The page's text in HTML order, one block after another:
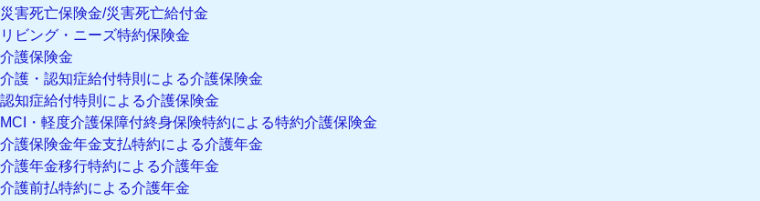
災害死亡保険金/災害死亡給付金
リビング・ニーズ特約保険金
介護保険金
介護・認知症給付特則による介護保険金
認知症給付特則による介護保険金
MCI・軽度介護保障付終身保険特約による特約介護保険金
介護保険金年金支払特約による介護年金
介護年金移行特約による介護年金
介護前払特約による介護年金